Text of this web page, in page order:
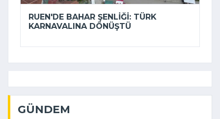
RUEN'DE BAHAR ŞENLIĞI: TÜRK
KARNAVALINA DÖNÜŞTÜ
GÜNDEM